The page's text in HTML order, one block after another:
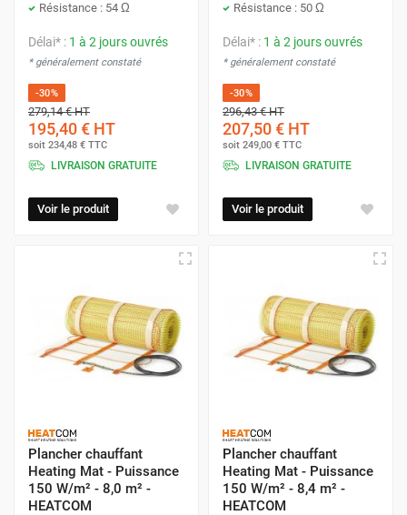
Résistance : 54 Ω
Délai* : 1 à 2 jours ouvrés
* généralement constaté
-30%
279,14 €HT
195,40 € HT
soit 234,48 € TTC
LIVRAISON GRATUITE
Voir le produit
Résistance : 50 Ω
Délai* : 1 à 2 jours ouvrés
* généralement constaté
-30%
296,43 €HT
207,50 € HT
soit 249,00 € TTC
LIVRAISON GRATUITE
Voir le produit
Plancher chauffant
Heating Mat - Puissance
150 W/m² - 8,0 m² -
HEATCOM
Plancher chauffant
Heating Mat - Puissance
150 W/m² - 8,4 m² -
HEATCOM